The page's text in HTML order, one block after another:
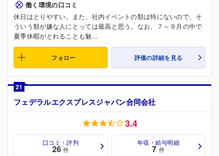
働く環境の口コミ
休日はとりやすい。また、社内イベントの類は特にないので、そ
ういう類が嫌な人にとっては最高と思う。なお、７～９月の中で
夏季休暇がとれることも魅...
フォロー 評価の詳細を見る
21
フェデラルエクスプレスジャパン合同会社
3.4
口コミ・評判
26 件
年収・給与明細
7 件